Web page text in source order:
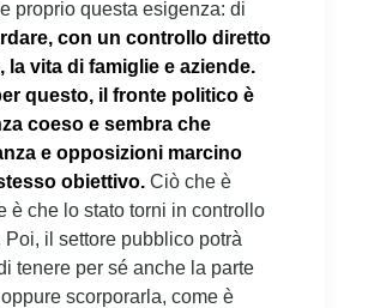
proprio questa esigenza: di
con un controllo diretto
la vita di famiglie e aziende.
questo, il fronte politico è
coeso e sembra che
e opposizioni marcino
obiettivo. Ciò che è
è che lo stato torni in controllo
Poi, il settore pubblico potrà
tenere per sé anche la parte
scorporarla, come è